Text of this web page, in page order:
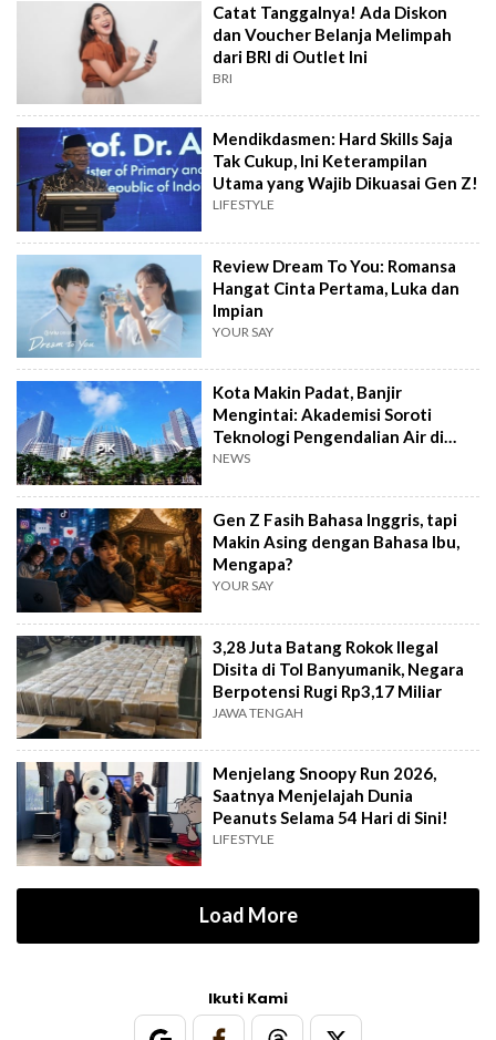
Catat Tanggalnya! Ada Diskon
dan Voucher Belanja Melimpah
dari BRI di Outlet Ini
BRI
Mendikdasmen: Hard Skills Saja
Tak Cukup, Ini Keterampilan
Utama yang Wajib Dikuasai Gen Z!
LIFESTYLE
Review Dream To You: Romansa
Hangat Cinta Pertama, Luka dan
Impian
YOUR SAY
Kota Makin Padat, Banjir
Mengintai: Akademisi Soroti
Teknologi Pengendalian Air di
PIK2
NEWS
Gen Z Fasih Bahasa Inggris, tapi
Makin Asing dengan Bahasa Ibu,
Mengapa?
YOUR SAY
3,28 Juta Batang Rokok Ilegal
Disita di Tol Banyumanik, Negara
Berpotensi Rugi Rp3,17 Miliar
JAWA TENGAH
Menjelang Snoopy Run 2026,
Saatnya Menjelajah Dunia
Peanuts Selama 54 Hari di Sini!
LIFESTYLE
Load More
Ikuti Kami